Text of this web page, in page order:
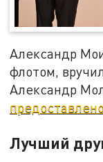
Александр
флотом,
Александр
Лучший